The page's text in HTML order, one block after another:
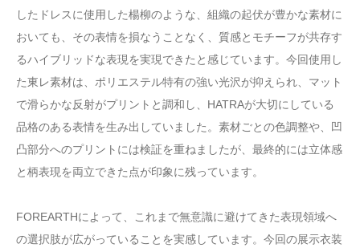
したドレスに使用した楊柳のような、組織の起伏が豊かな素材に
おいても、その表情を損なうことなく、質感とモチーフが共存す
るハイブリッドな表現を実現できたと感じています。今回使用し
た東レ素材は、ポリエステル特有の強い光沢が抑えられ、マット
で滑らかな反射がプリントと調和し、HATRAが大切にしている
品格のある表情を生み出していました。素材ごとの色調整や、凹
凸部分へのプリントには検証を重ねましたが、最終的には立体感
と柄表現を両立できた点が印象に残っています。
FOREARTHによって、これまで無意識に避けてきた表現領域へ
の選択肢が広がっていることを実感しています。今回の展示衣装